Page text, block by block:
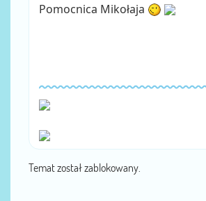
Pomocnica Mikołaja
Temat został zablokowany.